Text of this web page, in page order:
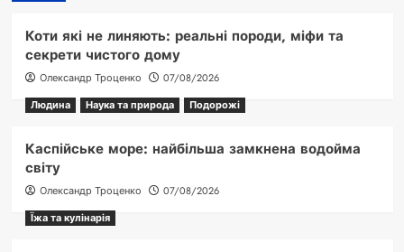
Коти які не линяють: реальні породи, міфи та
секрети чистого дому
Олександр Троценко
07/08/2026
Людина
Наука та природа Подорожі
Каспійське море: найбільша замкнена водойма
світу
Олександр Троценко
07/08/2026
Їжа та кулінарія